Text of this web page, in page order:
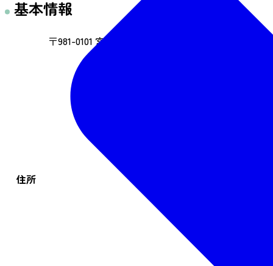
基本情報
住所
〒981-0101 宮城県宮城郡利府町赤沼字須賀98